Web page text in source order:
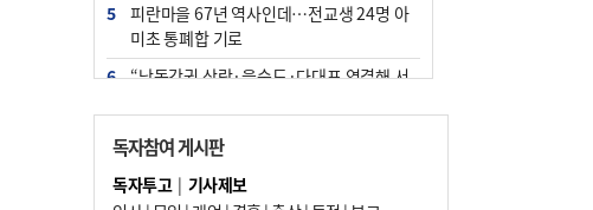
5
피란마을 67년 역사인데…전교생 24명 아
미초 통폐합 기로
6
“낙동강권 삼락·을숙도·다대포 연결해 서
7
오늘의 날씨- 2026년 8월 7일
8
외국인 선원 ‘인신매매 경유지’ 된 부산…
우려가 현실로
독자참여 게시판
독자투고| 기사제보